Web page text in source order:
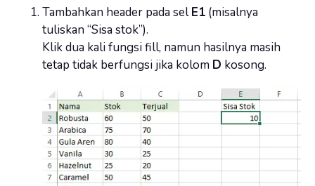
Tambahkan header pada selE1 (misalnya
tuliskan “Sisa stok”).
Klik dua kali fungsi fill, namun hasilnya masih
tetap tidak berfungsi jika kolom D kosong.